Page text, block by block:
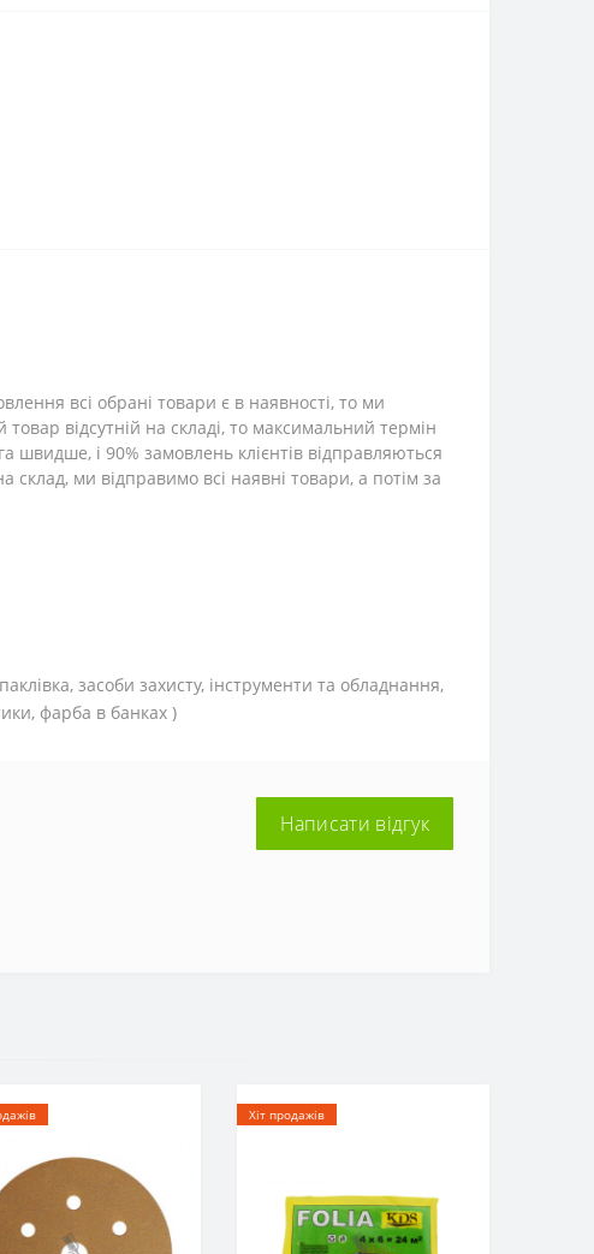
всі обрані товари є в наявності, то ми
відсутній на складі, то максимальний термін
швидше, і 90% замовлень клієнтів відправляються
ми відправимо всі наявні товари, а потім за
засоби захисту, інструменти та обладнання,
фарба в банках )
Написати відгук
Хіт продажів